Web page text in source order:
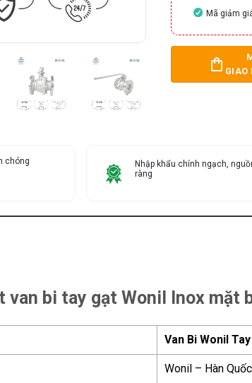
Mã giảm
GIAO
chóng
Nhập khẩu chính ngạch,
ràng
van bi tay gạt Wonil Inox mặt
Van Bi Wonil
Wonil – Hàn Quốc